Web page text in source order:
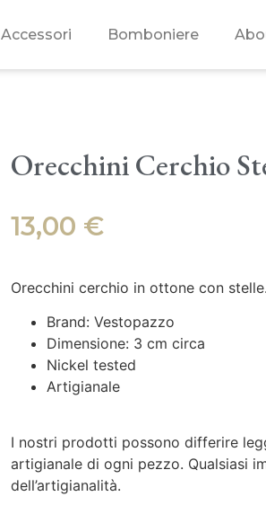
Accessori Bomboniere
Orecchini Cerchio
13,00 €
Orecchini cerchio in ottone con stelle.
Brand: Vestopazzo
Dimensione: 3 cm circa
Nickel tested
Artigianale
I nostri prodotti possono differire
artigianale di ogni pezzo. Qualsiasi
dell’artigianalità.